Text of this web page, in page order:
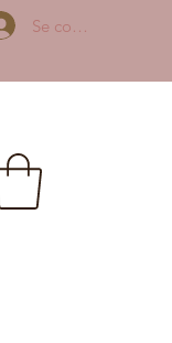
Se connecter